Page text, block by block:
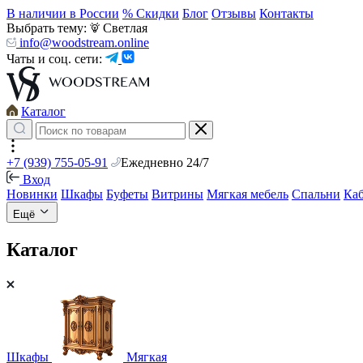
В наличии в России % Скидки Блог Отзывы Контакты
Выбрать тему:
Светлая
info@woodstream.online
Чаты и соц. сети:
Каталог
+7 (939) 755-05-91
Ежедневно 24/7
Вход
Новинки Шкафы Буфеты Витрины Мягкая мебель Спальни
Ещё
Каталог
Шкафы Мягкая